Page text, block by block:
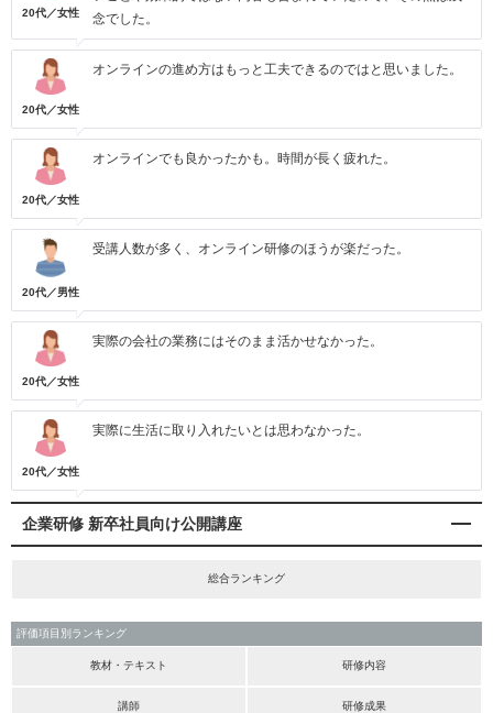
20代／女性
念でした。
20代／女性
オンラインの進め方はもっと工夫できるのではと思いました。
20代／女性
オンラインでも良かったかも。時間が長く疲れた。
20代／男性
受講人数が多く、オンライン研修のほうが楽だった。
20代／女性
実際の会社の業務にはそのまま活かせなかった。
20代／女性
実際に生活に取り入れたいとは思わなかった。
企業研修 新卒社員向け公開講座
総合ランキング
評価項目別ランキング
教材・テキスト 研修内容
講師 研修成果